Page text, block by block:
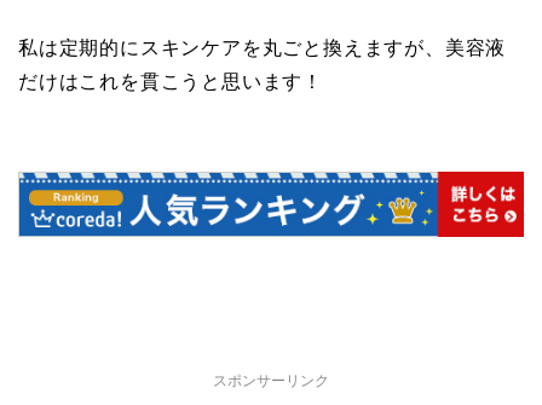
私は定期的にスキンケアを丸ごと換えますが、美容液
だけはこれを貫こうと思います！
スポンサーリンク